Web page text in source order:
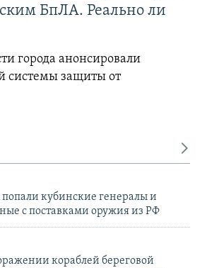
БпЛА. Реально ли
города анонсировали
системы защиты от
кубинские генералы и
с поставками оружия из РФ
кораблей береговой